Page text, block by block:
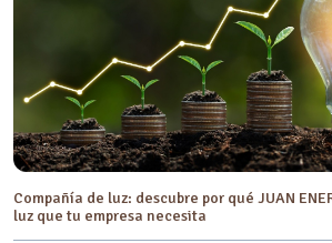
Compañía de luz: descubre por qué JUAN
luz que tu empresa necesita